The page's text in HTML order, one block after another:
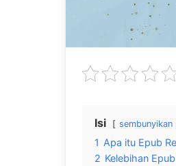
Isi sembunyikan
1 Apa itu Epub
2 Kelebihan